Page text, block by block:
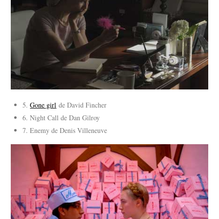
5.Gone girl de David Fincher
6. Night Call de Dan Gilroy
7. Enemy de Denis Villeneuve